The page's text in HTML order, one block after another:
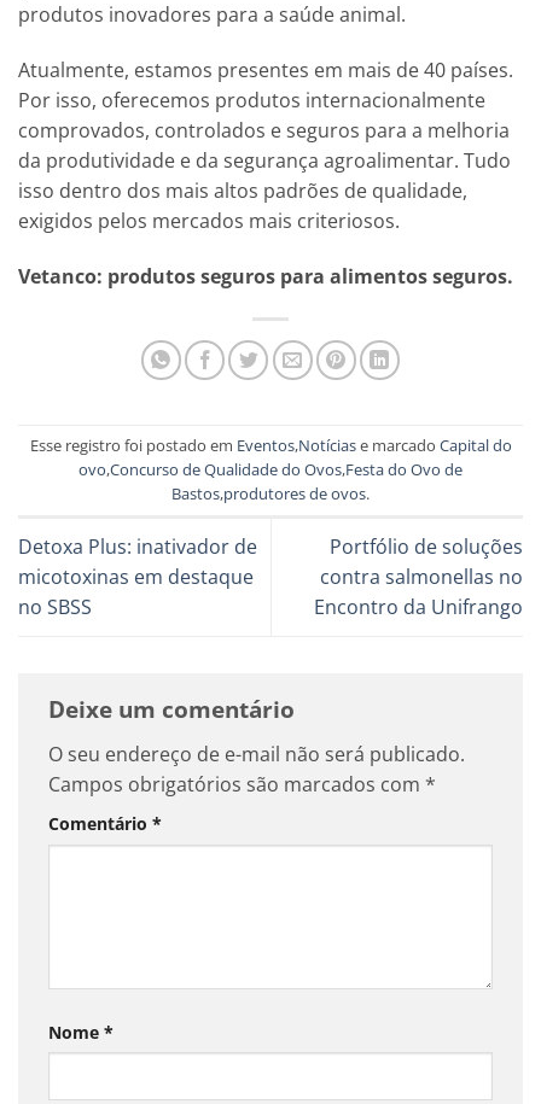
produtos inovadores para a saúde animal.
Atualmente, estamos presentes em mais de 40 países.
Por isso, oferecemos produtos internacionalmente
comprovados, controlados e seguros para a melhoria
da produtividade e da segurança agroalimentar. Tudo
isso dentro dos mais altos padrões de qualidade,
exigidos pelos mercados mais criteriosos.
Vetanco: produtos seguros para alimentos seguros.
Esse registro foi postado em Eventos,Notíciase marcado Capital do
ovo,Concurso de Qualidade do Ovos,Festa do Ovo de
Bastos,produtores de ovos.
Detoxa Plus: inativador de
micotoxinas em destaque
no SBSS
Portfólio de soluções
contra salmonellas no
Encontro da Unifrango
Deixe um comentário
O seu endereço de e-mail não será publicado.
Campos obrigatórios são marcados com *
Comentário *
Nome *